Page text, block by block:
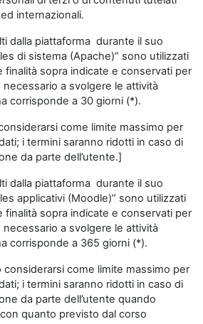
internazionali.
dalla piattaforma durante il suo
di sistema (Apache)” sono utilizzati
finalità sopra indicate e conservati per
a svolgere le attività
corrisponde a 30 giorni (*).
come limite massimo per
i termini saranno ridotti in caso di
da parte dell’utente.]
dalla piattaforma durante il suo
applicativi (Moodle)” sono utilizzati
finalità sopra indicate e conservati per
a svolgere le attività
corrisponde a 365 giorni (*).
come limite massimo per
i termini saranno ridotti in caso di
da parte dell’utente quando
quanto previsto dal corso